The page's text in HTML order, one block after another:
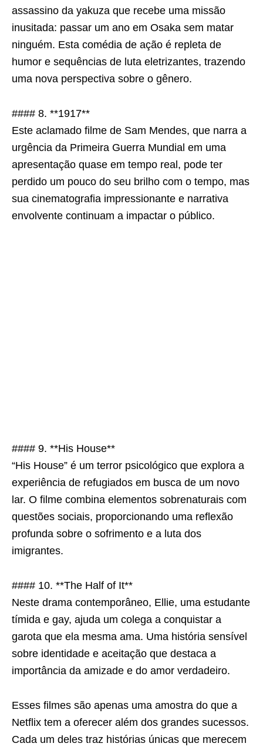
assassino da yakuza que recebe uma missão
inusitada: passar um ano em Osaka sem matar
ninguém. Esta comédia de ação é repleta de
humor e sequências de luta eletrizantes, trazendo
uma nova perspectiva sobre o gênero.
#### 8. **1917**
Este aclamado filme de Sam Mendes, que narra a
urgência da Primeira Guerra Mundial em uma
apresentação quase em tempo real, pode ter
perdido um pouco do seu brilho com o tempo, mas
sua cinematografia impressionante e narrativa
envolvente continuam a impactar o público.
#### 9. **His House**
“His House” é um terror psicológico que explora a
experiência de refugiados em busca de um novo
lar. O filme combina elementos sobrenaturais com
questões sociais, proporcionando uma reflexão
profunda sobre o sofrimento e a luta dos
imigrantes.
#### 10. **The Half of It**
Neste drama contemporâneo, Ellie, uma estudante
tímida e gay, ajuda um colega a conquistar a
garota que ela mesma ama. Uma história sensível
sobre identidade e aceitação que destaca a
importância da amizade e do amor verdadeiro.
Esses filmes são apenas uma amostra do que a
Netflix tem a oferecer além dos grandes sucessos.
Cada um deles traz histórias únicas que merecem